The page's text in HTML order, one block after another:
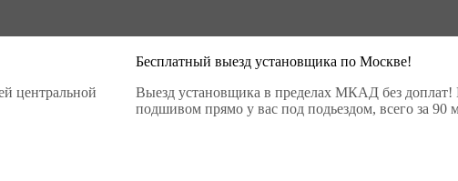
центральной
Бесплатный выезд установщика по Москве!
Выезд установщика в пределах МКАД без доплат!
подшивом прямо у вас под подьездом, всего за 90